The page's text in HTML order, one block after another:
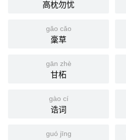
高枕勿忧
gǎo cǎo
稾草
gān zhè
甘柘
gào cí
诰词
guó jīng